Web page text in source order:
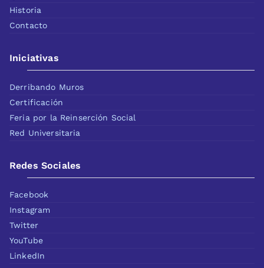
Historia
Contacto
Iniciativas
Derribando Muros
Certificación
Feria por la Reinserción Social
Red Universitaria
Redes Sociales
Facebook
Instagram
Twitter
YouTube
LinkedIn